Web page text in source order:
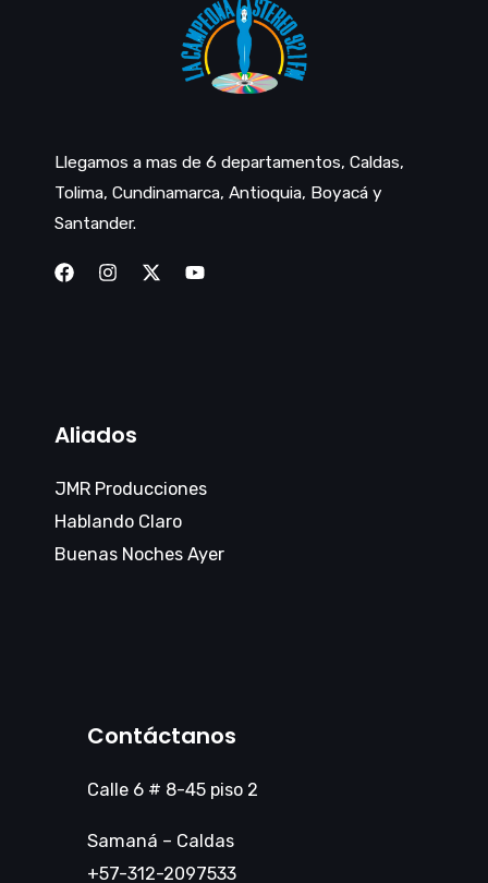
Llegamos a mas de 6 departamentos, Caldas,
Tolima, Cundinamarca, Antioquia, Boyacá y
Santander.
Aliados
JMR Producciones
Hablando Claro
Buenas Noches Ayer
Contáctanos
Calle 6 # 8-45 piso 2
Samaná – Caldas
+57-312-2097533